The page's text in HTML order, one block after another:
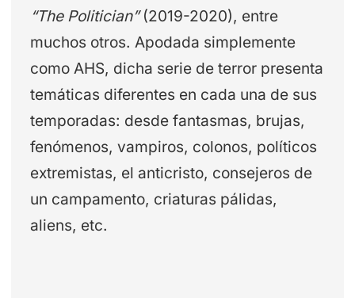
“The Politician”(2019-2020), entre
muchos otros. Apodada simplemente
como AHS, dicha serie de terror presenta
temáticas diferentes en cada una de sus
temporadas: desde fantasmas, brujas,
fenómenos, vampiros, colonos, políticos
extremistas, el anticristo, consejeros de
un campamento, criaturas pálidas,
aliens, etc.